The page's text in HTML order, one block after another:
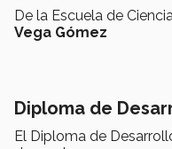
De la Escuela de
Vega Gómez
Diploma de
El Diploma de